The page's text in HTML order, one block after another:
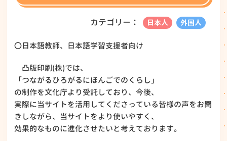
カテゴリー： 日本人 外国人
〇日本語教師、日本語学習支援者向け
凸版印刷(株)では、
「つながるひろがるにほんごでのくらし」
の制作を文化庁より受託しており、今後、
実際に当サイトを活用してくださっている皆様の声をお聞
きしながら、当サイトをより使いやすく、
効果的なものに進化させたいと考えております。